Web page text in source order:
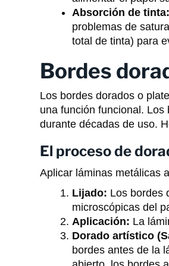
Absorción de tinta:
problemas de
total de tinta) para
Bordes
Los bordes dorados o
una función funcional.
durante décadas de uso.
El proceso de
Aplicar láminas metálicas
Lijado: Los bordes
microscópicas del
Aplicación: La
Dorado artístico
bordes antes de la